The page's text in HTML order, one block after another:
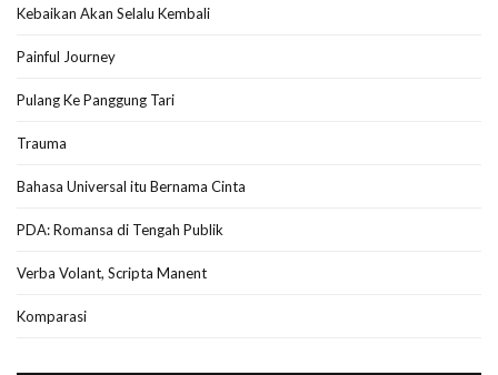
Kebaikan Akan Selalu Kembali
Painful Journey
Pulang Ke Panggung Tari
Trauma
Bahasa Universal itu Bernama Cinta
PDA: Romansa di Tengah Publik
Verba Volant, Scripta Manent
Komparasi